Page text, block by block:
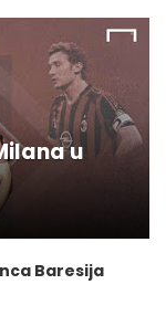
u
Baresija